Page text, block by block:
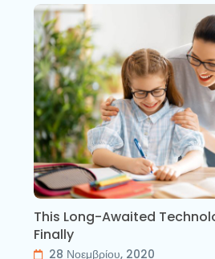
This Long-Awaited
Finally
28 Νοεμβρίου, 2020